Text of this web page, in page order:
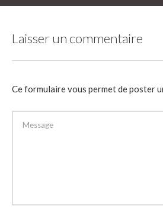
Laisser un commentaire
Ce formulaire vous permet de poster